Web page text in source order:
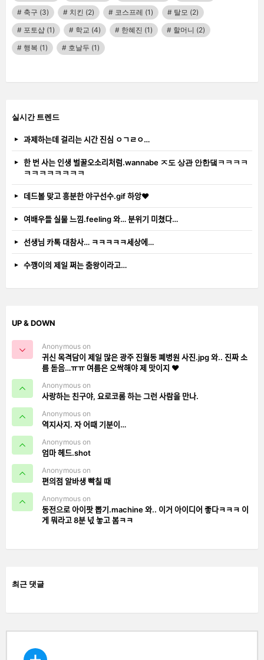
축구 (3) 치킨 (2) 코스프레 (1) 탈모 (2)
포토샵 (1) 학교 (4) 한혜진 (1) 할머니 (2)
행복 (1) 호날두 (1)
실시간 트렌드
과제하는데 걸리는 시간 진심 ㅇㄱㄹㅇ…
한 번 사는 인생 벌꿀오소리처럼.wannabe ㅈ도 상관 안한댘ㅋㅋㅋㅋ
ㅋㅋㅋㅋㅋㅋㅋㅋ
데드볼 맞고 흥분한 야구선수.gif 하앙❤️
여배우들 실물 느낌.feeling 와… 분위기 미쳤다…
선생님 카톡 대참사… ㅋㅋㅋㅋㅋ세상에…
수깽이의 제일 쩌는 춤왕이라고…
UP & DOWN
Anonymous on
귀신 목격담이 제일 많은 광주 진월동 폐병원 사진.jpg 와.. 진짜 소
름 돋음…ㅠㅠ 여름은 오싹해야 제 맛이지 ❤️
Anonymous on
사랑하는 친구야, 요로코롬 하는 그런 사람을 만나.
Anonymous on
역지사지. 자 어때 기분이…
Anonymous on
엄마 헤드.shot
Anonymous on
편의점 알바생 빡칠 때
Anonymous on
동전으로 아이팟 뽑기.machine 와.. 이거 아이디어 좋다ㅋㅋㅋ 이
게 뭐라고 8분 넋 놓고 봄ㅋㅋ
최근 댓글